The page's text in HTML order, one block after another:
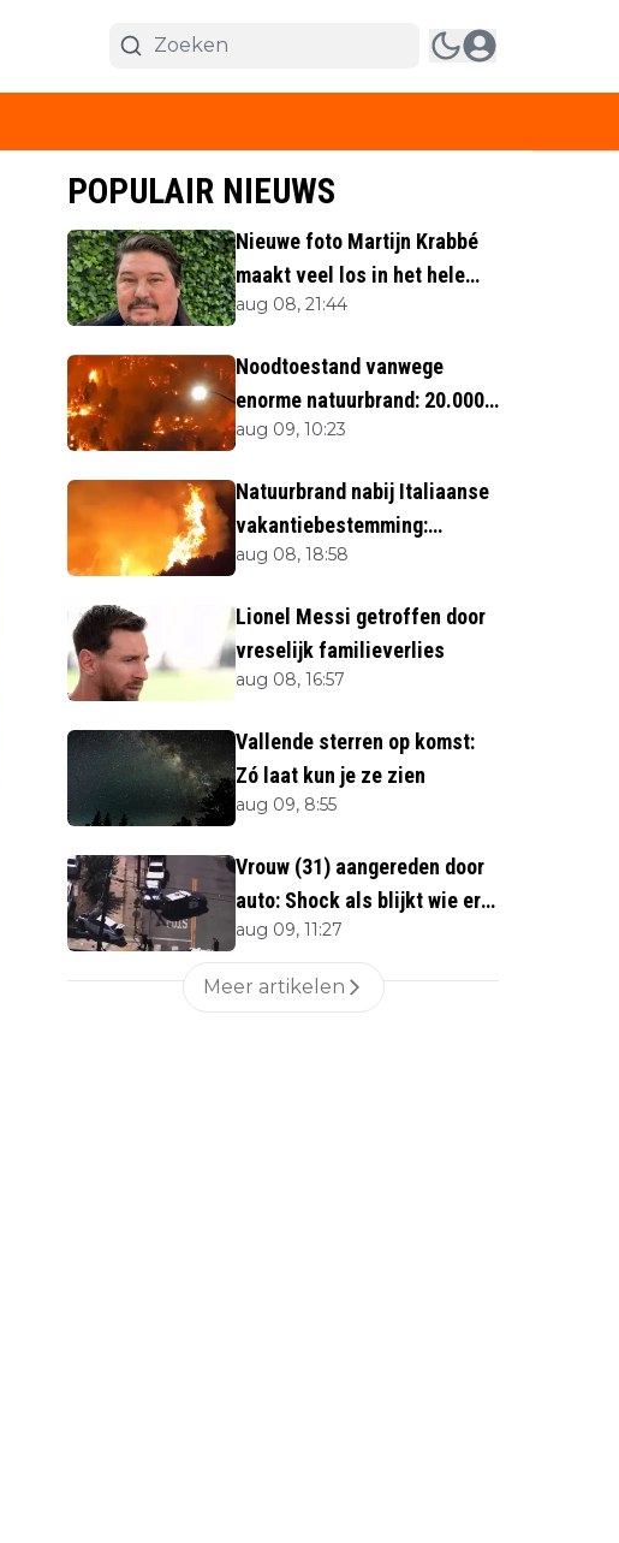
POPULAIR NIEUWS
Nieuwe foto Martijn Krabbé
maakt veel los in het hele
land
aug 08, 21:44
Noodtoestand vanwege
enorme natuurbrand: 20.000
mensen op de vlucht
aug 09, 10:23
Natuurbrand nabij Italiaanse
vakantiebestemming:
Toeristen uit verblijven
aug 08, 18:58
Lionel Messi getroffen door
vreselijk familieverlies
aug 08, 16:57
Vallende sterren op komst:
Zó laat kun je ze zien
aug 09, 8:55
Vrouw (31) aangereden door
auto: Shock als blijkt wie er
in voertuig zitten
aug 09, 11:27
Meer artikelen